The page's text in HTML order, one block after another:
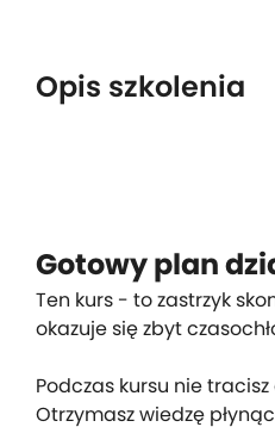
Opis szkolenia
Gotowy plan
Ten kurs - to zastrzyk
okazuje się zbyt
Podczas kursu nie
Otrzymasz wiedzę